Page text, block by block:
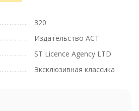
320
Издательство АСТ
ST Licence Agency LTD
Эксклюзивная классика